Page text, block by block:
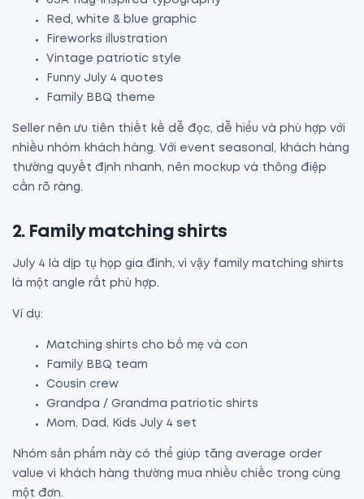
Red, white & blue graphic
Fireworks illustration
Vintage patriotic style
Funny July 4 quotes
Family BBQ theme
Seller nên ưu tiên thiết kế dễ đọc, dễ hiểu và phù hợp với
nhiều nhóm khách hàng. Với event seasonal, khách hàng
thường quyết định nhanh, nên mockup và thông điệp
cần rõ ràng.
2. Family matching shirts
July 4 là dịp tụ họp gia đình, vì vậy family matching shirts
là một angle rất phù hợp.
Ví dụ:
Matching shirts cho bố mẹ và con
Family BBQ team
Cousin crew
Grandpa / Grandma patriotic shirts
Mom, Dad, Kids July 4 set
Nhóm sản phẩm này có thể giúp tăng average order
value vì khách hàng thường mua nhiều chiếc trong cùng
một đơn.